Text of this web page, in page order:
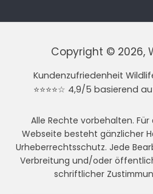
Copyright © 2026,
Kundenzufriedenheit
⭐⭐⭐⭐☆ 4,9/5 basierend
Alle Rechte vorbehalten.
Webseite besteht gänzlicher
Urheberrechtsschutz. Jede
Verbreitung und/oder
schriftlicher